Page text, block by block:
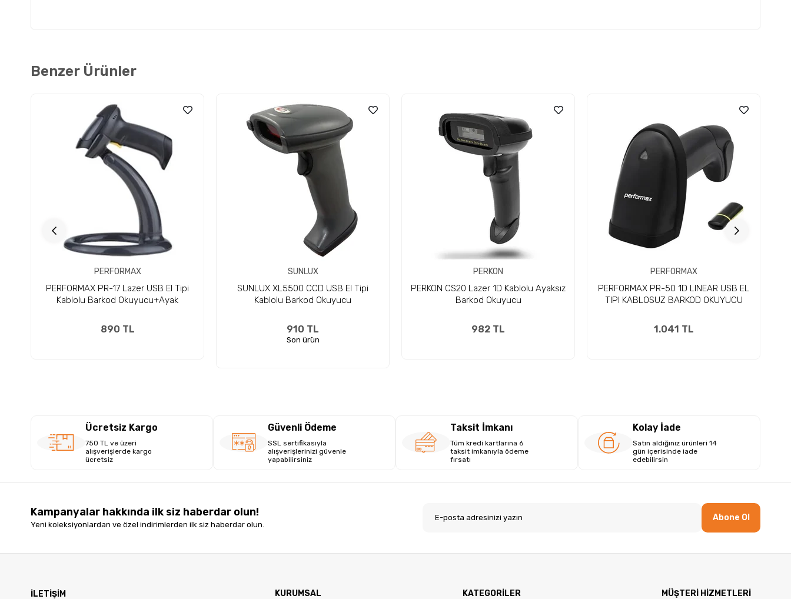
Benzer Ürünler
PERFORMAX
PERFORMAX PR-17 Lazer USB El Tipi
Kablolu Barkod Okuyucu+Ayak
890 TL
SUNLUX
SUNLUX XL5500 CCD USB El Tipi
Kablolu Barkod Okuyucu
910 TL
Son ürün
PERKON
PERKON CS20 Lazer 1D Kablolu Ayaksız
Barkod Okuyucu
982 TL
PERFORMAX
PERFORMAX PR-50 1D LINEAR USB EL
TIPI KABLOSUZ BARKOD OKUYUCU
1.041 TL
Ücretsiz Kargo
750 TL ve üzeri
alışverişlerde kargo
ücretsiz
Güvenli Ödeme
SSL sertifikasıyla
alışverişlerinizi güvenle
yapabilirsiniz
Taksit İmkanı
Tüm kredi kartlarına 6
taksit imkanıyla ödeme
fırsatı
Kolay İade
Satın aldığınız ürünleri 14
gün içerisinde iade
edebilirsin
Kampanyalar hakkında ilk siz haberdar olun!
Yeni koleksiyonlardan ve özel indirimlerden ilk siz haberdar olun.
Abone Ol
İLETİŞİM KURUMSAL KATEGORİLER MÜŞTERİ HİZMETLERİ